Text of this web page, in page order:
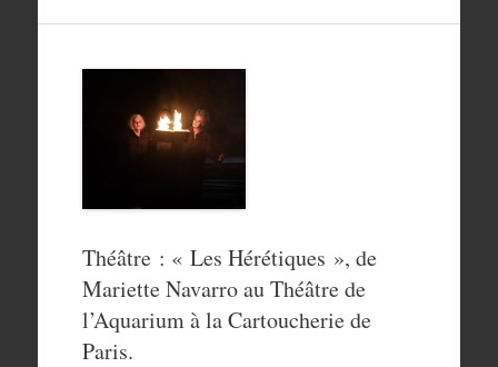
Théâtre : « Les Hérétiques », de
Mariette Navarro au Théâtre de
l’Aquarium à la Cartoucherie de
Paris.